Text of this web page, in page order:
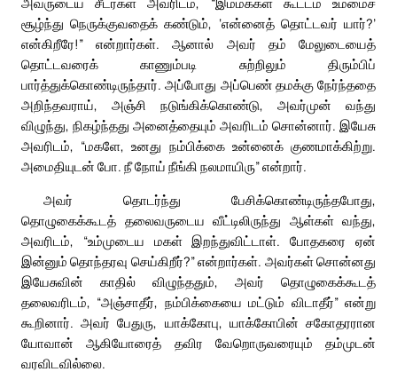
சூழ்ந்து நெருக்குவதைக் கண்டும், ‘என்னைத் தொட்டவர் யார்?’
என்கிறீரே!” என்றார்கள். ஆனால் அவர் தம் மேலுடையைத்
தொட்டவரைக் காணும்படி சுற்றிலும் திரும்பிப்
பார்த்துக்கொண்டிருந்தார். அப்போது அப்பெண் தமக்கு நேர்ந்ததை
அறிந்தவராய், அஞ்சி நடுங்கிக்கொண்டு, அவர்முன் வந்து
விழுந்து, நிகழ்ந்தது அனைத்தையும் அவரிடம் சொன்னார். இயேசு
அவரிடம், “மகளே, உனது நம்பிக்கை உன்னைக் குணமாக்கிற்று.
அமைதியுடன் போ. நீ நோய் நீங்கி நலமாயிரு” என்றார்.
அவர் தொடர்ந்து பேசிக்கொண்டிருந்தபோது,
தொழுகைக்கூடத் தலைவருடைய வீட்டிலிருந்து ஆள்கள் வந்து,
அவரிடம், “உம்முடைய மகள் இறந்துவிட்டாள். போதகரை ஏன்
இன்னும் தொந்தரவு செய்கிறீர்?” என்றார்கள். அவர்கள் சொன்னது
இயேசுவின் காதில் விழுந்ததும், அவர் தொழுகைக்கூடத்
தலைவரிடம், “அஞ்சாதீர், நம்பிக்கையை மட்டும் விடாதீர்” என்று
கூறினார். அவர் பேதுரு, யாக்கோபு, யாக்கோபின் சகோதரரான
யோவான் ஆகியோரைத் தவிர வேறொருவரையும் தம்முடன்
வரவிடவில்லை.